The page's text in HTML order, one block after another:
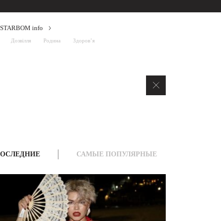
Дозвілля Родина Здоров’я
STARBOM info
САМЫЕ ПОПУЛЯРНЫЕ